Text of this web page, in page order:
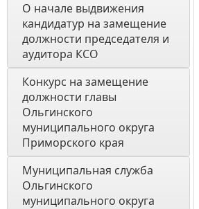
О начале выдвижения
кандидатур на замещение
должности председателя и
аудитора КСО
Конкурс на замещение
должности главы
Ольгинского
муниципального округа
Приморского края
Муниципальная служба
Ольгинского
муниципального округа